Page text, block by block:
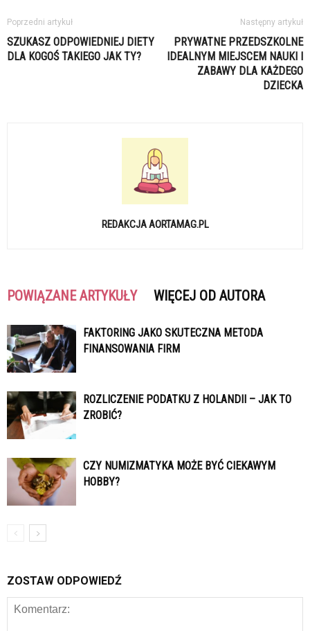
Poprzedni artykuł
SZUKASZ ODPOWIEDNIEJ DIETY
DLA KOGOŚ TAKIEGO JAK TY?
Następny artykuł
PRYWATNE PRZEDSZKOLNE
IDEALNYM MIEJSCEM NAUKI I
ZABAWY DLA KAŻDEGO
DZIECKA
REDAKCJA AORTAMAG.PL
POWIĄZANE ARTYKUŁY WIĘCEJ OD AUTORA
FAKTORING JAKO SKUTECZNA METODA
FINANSOWANIA FIRM
ROZLICZENIE PODATKU Z HOLANDII – JAK TO
ZROBIĆ?
CZY NUMIZMATYKA MOŻE BYĆ CIEKAWYM
HOBBY?
ZOSTAW ODPOWIEDŹ